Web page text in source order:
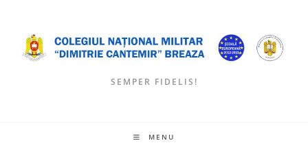
content
SEMPER FIDELIS!
MENU